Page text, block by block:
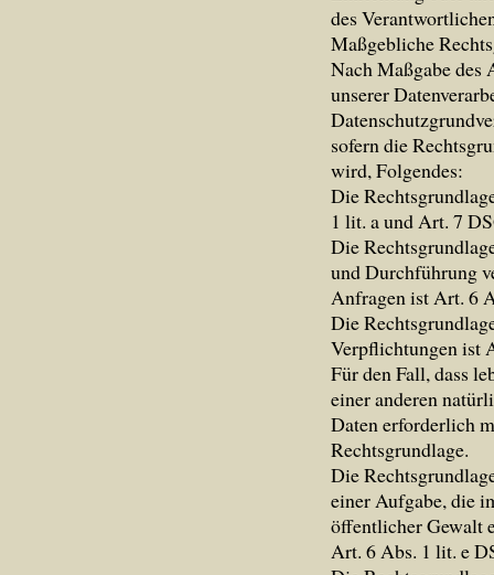
des
Maßgebliche
Nach Maßgabe
unserer
sofern die
wird, Folgendes:
Die
1 lit. a und Art. 7
Die
und Durchführung
Anfragen ist Art. 6
Die
Verpflichtungen ist
Für den Fall, dass
einer anderen
Daten erforderlich
Rechtsgrundlage.
Die
einer Aufgabe, die
öffentlicher Gewalt
Art. 6 Abs. 1 lit. e